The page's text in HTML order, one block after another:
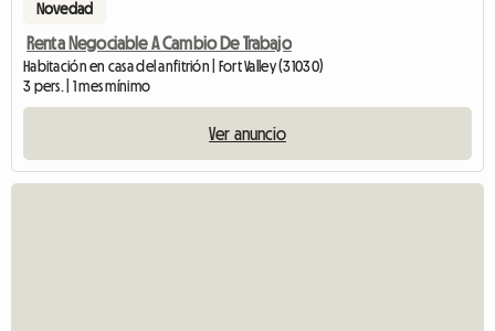
Novedad
Renta Negociable A Cambio De Trabajo
Habitación en casa del anfitrión | Fort Valley (31030)
3 pers. | 1 mes mínimo
Ver anuncio